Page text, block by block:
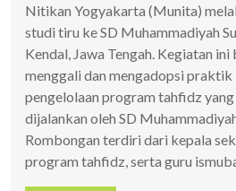
Nitikan Yogyakarta (Munita)
studi tiru ke SD Muhammadiyah
Kendal, Jawa Tengah. Kegiatan
menggali dan mengadopsi praktik
pengelolaan program tahfidz
dijalankan oleh SD
Rombongan terdiri dari kepala
program tahfidz, serta guru